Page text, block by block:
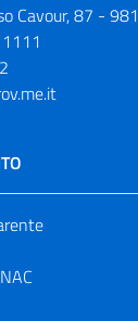
Cavour, 87 -